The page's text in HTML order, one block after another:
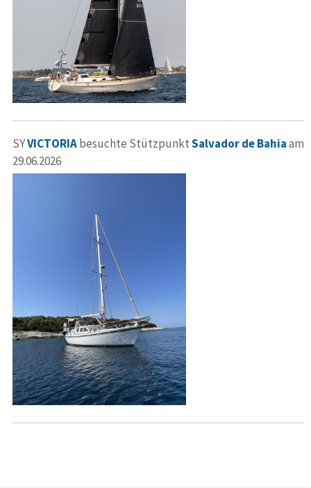
SYVICTORIAbesuchte StützpunktSalvador de Bahiaam
29.06.2026